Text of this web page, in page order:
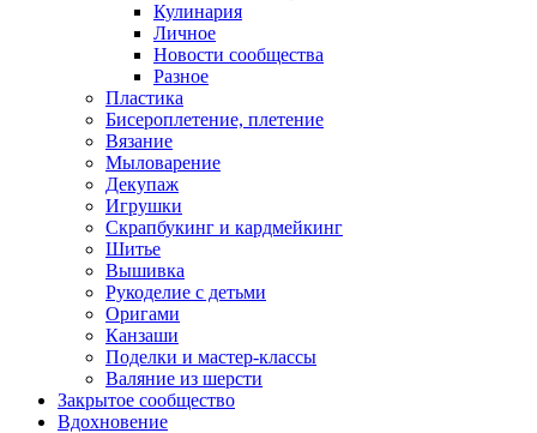
Кулинария
Личное
Новости сообщества
Разное
Пластика
Бисероплетение, плетение
Вязание
Мыловарение
Декупаж
Игрушки
Скрапбукинг и кардмейкинг
Шитье
Вышивка
Рукоделие с детьми
Оригами
Канзаши
Поделки и мастер-классы
Валяние из шерсти
Закрытое сообщество
Вдохновение